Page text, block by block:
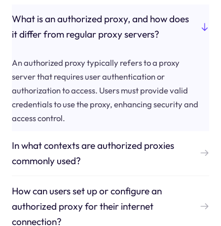
What is an authorized proxy, and how does
it differ from regular proxy servers?
An authorized proxy typically refers to a proxy
server that requires user authentication or
authorization to access. Users must provide valid
credentials to use the proxy, enhancing security and
access control.
In what contexts are authorized proxies
commonly used?
How can users set up or configure an
authorized proxy for their internet
connection?